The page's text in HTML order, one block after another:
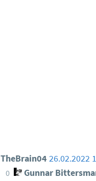
TheBrain0426.02.2022
0 Gunnar